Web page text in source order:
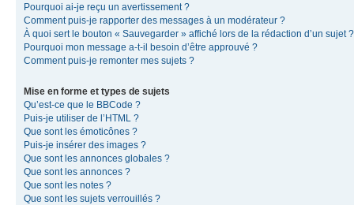
Pourquoi ai-je reçu un avertissement ?
Comment puis-je rapporter des messages à un modérateur ?
À quoi sert le bouton « Sauvegarder » affiché lors de la rédaction d’un sujet ?
Pourquoi mon message a-t-il besoin d’être approuvé ?
Comment puis-je remonter mes sujets ?
Mise en forme et types de sujets
Qu’est-ce que le BBCode ?
Puis-je utiliser de l’HTML ?
Que sont les émoticônes ?
Puis-je insérer des images ?
Que sont les annonces globales ?
Que sont les annonces ?
Que sont les notes ?
Que sont les sujets verrouillés ?